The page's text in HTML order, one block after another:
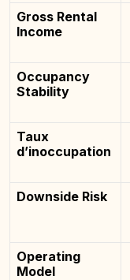
Gross Rental
Income
Occupancy
Stability
Taux
d’inoccupation
Downside Risk
Operating
Model